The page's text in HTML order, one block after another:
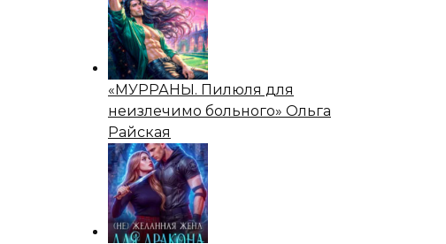
«МУРРАНЫ. Пилюля для
неизлечимо больного» Ольга
Райская